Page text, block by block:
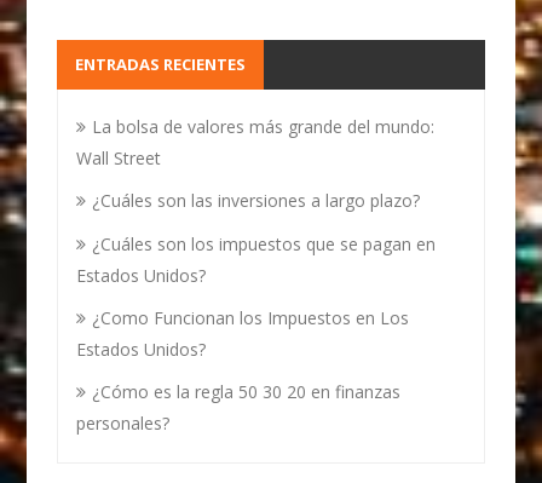
ENTRADAS RECIENTES
La bolsa de valores más grande del mundo:
Wall Street
¿Cuáles son las inversiones a largo plazo?
¿Cuáles son los impuestos que se pagan en
Estados Unidos?
¿Como Funcionan los Impuestos en Los
Estados Unidos?
¿Cómo es la regla 50 30 20 en finanzas
personales?